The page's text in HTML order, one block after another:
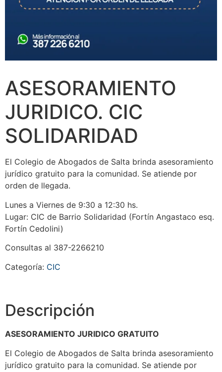
ASESORAMIENTO
JURIDICO. CIC
SOLIDARIDAD
El Colegio de Abogados de Salta brinda asesoramiento
jurídico gratuito para la comunidad. Se atiende por
orden de llegada.
Lunes a Viernes de 9:30 a 12:30 hs.
Lugar: CIC de Barrio Solidaridad (Fortín Angastaco esq.
Fortín Cedolini)
Consultas al 387-2266210
Categoría: CIC
Descripción
ASESORAMIENTO JURIDICO GRATUITO
El Colegio de Abogados de Salta brinda asesoramiento
jurídico gratuito para la comunidad. Se atiende por